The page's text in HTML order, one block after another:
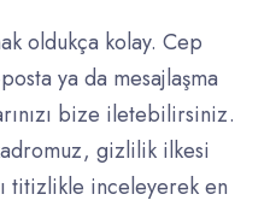
oldukça kolay. Cep
ya da mesajlaşma
bize iletebilirsiniz.
gizlilik ilkesi
titizlikle inceleyerek en